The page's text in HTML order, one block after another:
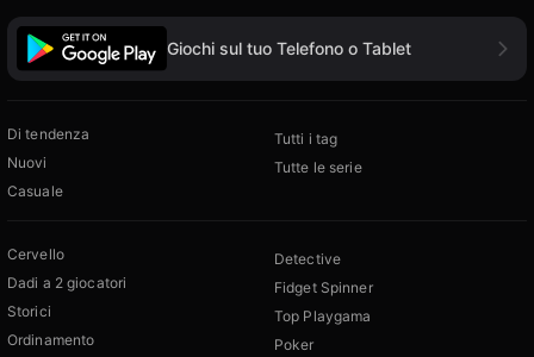
Giochi sul tuo Telefono o Tablet
Di tendenza
Nuovi
Casuale
Tutti i tag
Tutte le serie
Cervello
Dadi a 2 giocatori
Storici
Ordinamento
Detective
Fidget Spinner
Top Playgama
Poker